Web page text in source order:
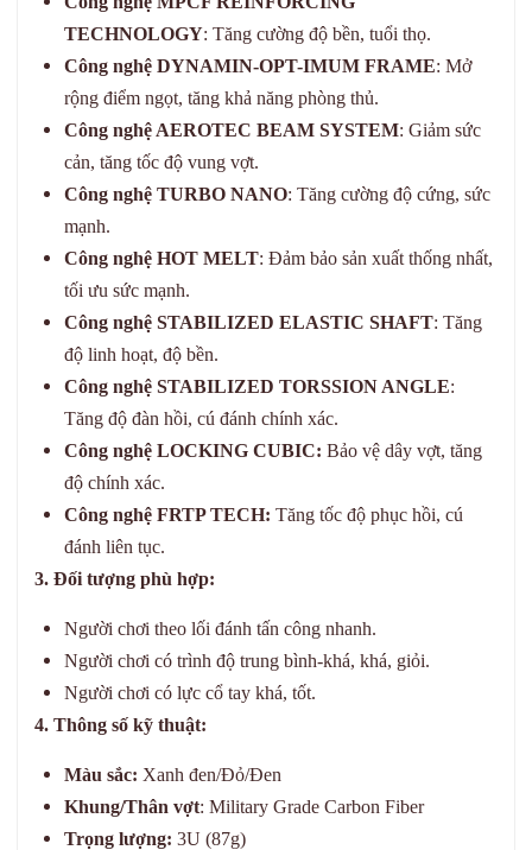
TECHNOLOGY: Tăng cường độ bền, tuổi thọ.
Công nghệ DYNAMIN-OPT-IMUM FRAME: Mở
rộng điểm ngọt, tăng khả năng phòng thủ.
Công nghệ AEROTEC BEAM SYSTEM: Giảm sức
cản, tăng tốc độ vung vợt.
Công nghệ TURBO NANO: Tăng cường độ cứng, sức
mạnh.
Công nghệ HOT MELT: Đảm bảo sản xuất thống nhất,
tối ưu sức mạnh.
Công nghệ STABILIZED ELASTIC SHAFT: Tăng
độ linh hoạt, độ bền.
Công nghệ STABILIZED TORSSION ANGLE:
Tăng độ đàn hồi, cú đánh chính xác.
Công nghệ LOCKING CUBIC: Bảo vệ dây vợt, tăng
độ chính xác.
Công nghệ FRTP TECH: Tăng tốc độ phục hồi, cú
đánh liên tục.
3. Đối tượng phù hợp:
Người chơi theo lối đánh tấn công nhanh.
Người chơi có trình độ trung bình-khá, khá, giỏi.
Người chơi có lực cổ tay khá, tốt.
4. Thông số kỹ thuật:
Màu sắc: Xanh đen/Đỏ/Đen
Khung/Thân vợt: Military Grade Carbon Fiber
Trọng lượng: 3U (87g)